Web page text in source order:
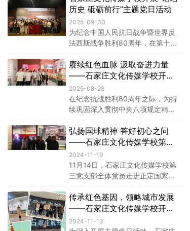
全面发力 奋力开创中国式现代化建
设新局面》的专题辅导，全体教职
工及学生代表与石家庄财经商贸学
校教师代表共同聆听了报告。
历史 砥砺前行”主题党日活动
2025-09-30
为纪念中国人民抗日战争暨世界反
法西斯战争胜利80周年，在第十二
化传媒学校于9月29日组织开展了
“铭记历史 砥砺前行”主题党日活
动，筑牢历史记忆，传承红色基
因。学校全体党员、入党积极分子
及部分群众代表共同参加了此次活
赓续红色血脉 汲取奋进力量
——石家庄文化传媒学校开展
主题党日活动
2025-08-28
在纪念抗战胜利80周年之际，为持
续巩固深入贯彻中央八项规定精神
家庄文化传媒学校组织全体党员和
入党积极分子120余人赴石家庄解
放纪念馆开展主题党日活动。
弘扬国球精神 答好初心之问
——石家庄文化传媒学校第三
党支部开展主题党日活动
2024-11-19
11月14日，石家庄文化传媒学校第
三党支部全体党员走进正定国家乒
动。
传承红色基因，领略城市发展
——石家庄文化传媒学校开展
主题党日活动
2024-11-13